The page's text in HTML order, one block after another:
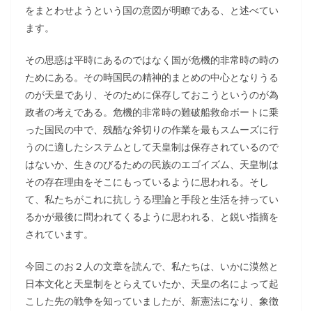
をまとわせようという国の意図が明瞭である、と述べてい
ます。
その思惑は平時にあるのではなく国が危機的非常時の時の
ためにある。その時国民の精神的まとめの中心となりうる
のが天皇であり、そのために保存しておこうというのが為
政者の考えである。危機的非常時の難破船救命ボートに乗
った国民の中で、残酷な斧切りの作業を最もスムーズに行
うのに適したシステムとして天皇制は保存されているので
はないか、生きのびるための民族のエゴイズム、天皇制は
その存在理由をそこにもっているように思われる。そし
て、私たちがこれに抗しうる理論と手段と生活を持ってい
るかが最後に問われてくるように思われる、と鋭い指摘を
されています。
今回このお２人の文章を読んで、私たちは、いかに漠然と
日本文化と天皇制をとらえていたか、天皇の名によって起
こした先の戦争を知っていましたが、新憲法になり、象徴